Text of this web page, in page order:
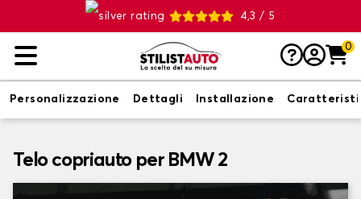
4,3 / 5
0
Personalizzazione Dettagli Installazione
Telo copriauto per BMW 2